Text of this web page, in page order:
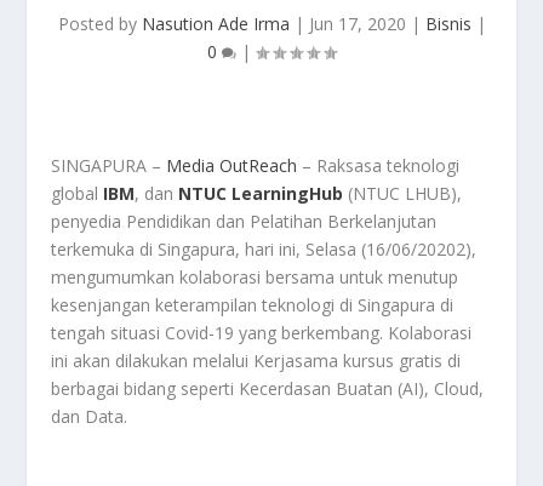
Posted by Nasution Ade Irma | Jun 17, 2020 | Bisnis |
0
|
SINGAPURA – Media OutReach – Raksasa teknologi
global IBM, dan NTUC LearningHub (NTUC LHUB),
penyedia Pendidikan dan Pelatihan Berkelanjutan
terkemuka di Singapura, hari ini, Selasa (16/06/20202),
mengumumkan kolaborasi bersama untuk menutup
kesenjangan keterampilan teknologi di Singapura di
tengah situasi Covid-19 yang berkembang. Kolaborasi
ini akan dilakukan melalui Kerjasama kursus gratis di
berbagai bidang seperti Kecerdasan Buatan (AI), Cloud,
dan Data.